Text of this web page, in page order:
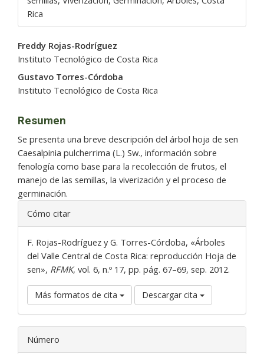
Rica
Contenido
principal
artículo
Freddy Rojas-Rodríguez
Instituto Tecnológico de Costa Rica
Gustavo Torres-Córdoba
Instituto Tecnológico de Costa Rica
Resumen
Se presenta una breve descripción del árbol hoja de sen
Caesalpinia pulcherrima (L.) Sw., información sobre
fenología como base para la recolección de frutos, el
manejo de las semillas, la viverización y el proceso de
germinación.
Detalles
del
artículo
Cómo citar
F. Rojas-Rodríguez y G. Torres-Córdoba, «Árboles
del Valle Central de Costa Rica: reproducción Hoja de
sen», RFMK, vol. 6, n.º 17, pp. pág. 67–69, sep. 2012.
Más formatos de cita Descargar cita
Número